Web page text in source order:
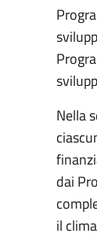
Nella
dai
il